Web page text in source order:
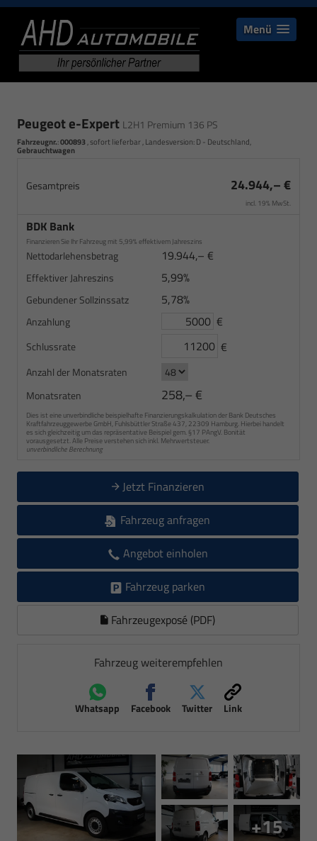
Menü
Peugeot e-Expert L2H1 Premium 136 PS
Fahrzeugnr.:000893,sofort lieferbar , Landesversion: D - Deutschland,
Gebrauchtwagen
Gesamtpreis 24.944,– €
incl. 19% MwSt.
BDK Bank
Finanzieren Sie Ihr Fahrzeug mit 5,99% effektivem Jahreszins
Nettodarlehensbetrag 19.944,– €
Effektiver Jahreszins 5,99%
Gebundener Sollzinssatz 5,78%
Anzahlung €
Schlussrate €
Anzahl der Monatsraten
Monatsraten
258,– €
Dies ist eine unverbindliche beispielhafte Finanzierungskalkulation der Bank Deutsches
Kraftfahrzeuggewerbe GmbH, Fuhlsbüttler Straße 437, 22309 Hamburg. Hierbei handelt
es sich gleichzeitig um das repräsentative Beispiel gem. §17 PAngV. Bonität
vorausgesetzt. Alle Preise verstehen sich inkl. Mehrwertsteuer.
unverbindliche Berechnung
Jetzt Finanzieren
Fahrzeug anfragen
Angebot einholen
Fahrzeug parken
Fahrzeugexposé (PDF)
Fahrzeug weiterempfehlen
Whatsapp Facebook Twitter Link
+15